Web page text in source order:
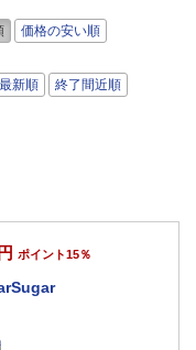
価格の安い順
新順
終了間近順
ポイント15％